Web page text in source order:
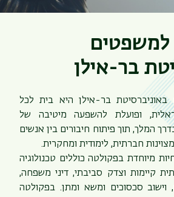
למשפטים
בר-אילן
בר-אילן היא בית לכל
ופועלת להשפעה מיטיבה של
המלך, תוך פיתוח חיבורים בין אנשים
מצוינות חברתית, לימודית ומחקרית.
מיוחדת בפקולטה כוללים טכנולוגיה
קיימות וצדק סביבתי, דיני משפחה,
וישוב סכסוכים ומשא ומתן. בפקולטה